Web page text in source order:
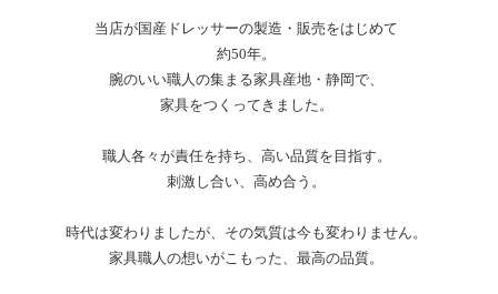
当店が国産ドレッサーの製造・販売をはじめて
約50年。
腕のいい職人の集まる家具産地・静岡で、
家具をつくってきました。
職人各々が責任を持ち、高い品質を目指す。
刺激し合い、高め合う。
時代は変わりましたが、その気質は今も変わりません。
家具職人の想いがこもった、最高の品質。